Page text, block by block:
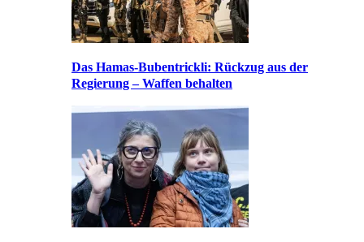
Das Hamas-Bubentrickli: Rückzug aus der
Regierung – Waffen behalten